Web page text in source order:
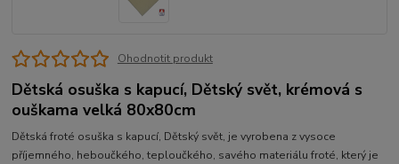
Ohodnotit produkt
Dětská osuška s kapucí, Dětský svět, krémová s
ouškama velká 80x80cm
Dětská froté osuška s kapucí, Dětský svět, je vyrobena z vysoce
příjemného, heboučkého, teploučkého, savého materiálu froté, který je